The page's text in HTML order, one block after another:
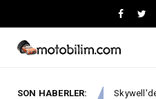
SON HABERLER:
Skywell'den Açıklama